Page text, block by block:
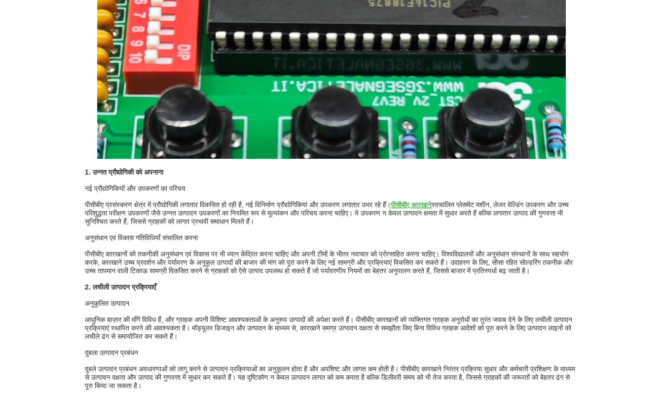
1. उन्नत प्रौद्योगिकी को अपनाना
नई प्रौद्योगिकियों और उपकरणों का परिचय
पीसीबीए प्रसंस्करण क्षेत्र में प्रौद्योगिकी लगातार विकसित हो रही है, नई विनिर्माण प्रौद्योगिकियां और उपकरण लगातार उभर रहे हैं।पीसीबीए कारखानेस्वचालित प्लेसमेंट मशीन, लेजर वेल्डिंग उपकरण और उच्च
परिशुद्धता परीक्षण उपकरणों जैसे उन्नत उत्पादन उपकरणों का नियमित रूप से मूल्यांकन और परिचय करना चाहिए। ये उपकरण न केवल उत्पादन क्षमता में सुधार करते हैं बल्कि लगातार उत्पाद की गुणवत्ता भी
सुनिश्चित करते हैं, जिससे ग्राहकों को लागत प्रभावी समाधान मिलते हैं।
अनुसंधान एवं विकास गतिविधियाँ संचालित करना
पीसीबीए कारखानों को तकनीकी अनुसंधान एवं विकास पर भी ध्यान केंद्रित करना चाहिए और अपनी टीमों के भीतर नवाचार को प्रोत्साहित करना चाहिए। विश्वविद्यालयों और अनुसंधान संस्थानों के साथ सहयोग
करके, कारखाने उच्च प्रदर्शन और पर्यावरण के अनुकूल उत्पादों की बाजार की मांग को पूरा करने के लिए नई सामग्री और प्रक्रियाएं विकसित कर सकते हैं। उदाहरण के लिए, सीसा रहित सोल्डरिंग तकनीक और
उच्च तापमान वाली टिकाऊ सामग्री विकसित करने से ग्राहकों को ऐसे उत्पाद उपलब्ध हो सकते हैं जो पर्यावरणीय नियमों का बेहतर अनुपालन करते हैं, जिससे बाजार में प्रतिस्पर्धा बढ़ जाती है।
2. लचीली उत्पादन प्रक्रियाएँ
अनुकूलित उत्पादन
आधुनिक बाज़ार की माँगें विविध हैं, और ग्राहक अपनी विशिष्ट आवश्यकताओं के अनुरूप उत्पादों की अपेक्षा करते हैं। पीसीबीए कारखानों को व्यक्तिगत ग्राहक अनुरोधों का तुरंत जवाब देने के लिए लचीली उत्पादन
प्रक्रियाएं स्थापित करने की आवश्यकता है। मॉड्यूलर डिजाइन और उत्पादन के माध्यम से, कारखाने समग्र उत्पादन दक्षता से समझौता किए बिना विविध ग्राहक आदेशों को पूरा करने के लिए उत्पादन लाइनों को
लचीले ढंग से समायोजित कर सकते हैं।
दुबला उत्पादन प्रबंधन
दुबले उत्पादन प्रबंधन अवधारणाओं को लागू करने से उत्पादन प्रक्रियाओं का अनुकूलन होता है और अपशिष्ट और लागत कम होती है। पीसीबीए कारखाने निरंतर प्रक्रिया सुधार और कर्मचारी प्रशिक्षण के माध्यम
से उत्पादन दक्षता और उत्पाद की गुणवत्ता में सुधार कर सकते हैं। यह दृष्टिकोण न केवल उत्पादन लागत को कम करता है बल्कि डिलीवरी समय को भी तेज करता है, जिससे ग्राहकों की जरूरतों को बेहतर ढंग से
पूरा किया जा सकता है।